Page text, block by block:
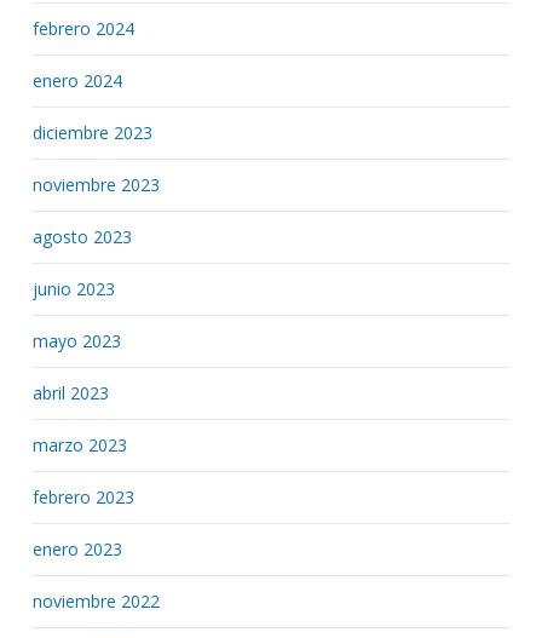
febrero 2024
enero 2024
diciembre 2023
noviembre 2023
agosto 2023
junio 2023
mayo 2023
abril 2023
marzo 2023
febrero 2023
enero 2023
noviembre 2022